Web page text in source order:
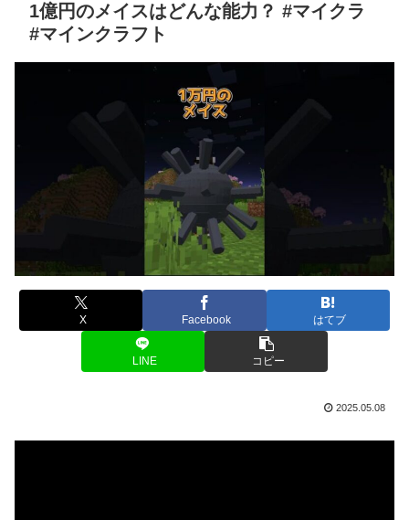
1億円のメイスはどんな能力？ #マイクラ
#マインクラフト
X Facebook はてブ
LINE コピー
2025.05.08